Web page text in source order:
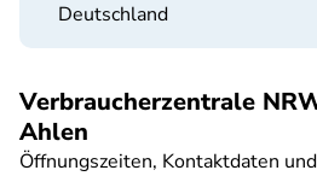
Deutschland
Verbraucherzentrale
Ahlen
Öffnungszeiten, Kontaktdaten